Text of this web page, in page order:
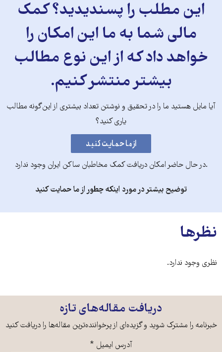
این مطلب را پسندیدید؟ کمک
مالی شما به ما این امکان را
خواهد داد که از این نوع مطالب
بیشتر منتشر کنیم.
آیا مایل هستید ما را در تحقیق و نوشتن تعداد بیشتری از این‌گونه مطالب
یاری کنید؟
.در حال حاضر امکان دریافت کمک مخاطبان ساکن ایران وجود ندارد
توضیح بیشتر در مورد اینکه چطور از ما حمایت کنید
نظرها
نظری وجود ندارد.
دریافت مقاله‌های تازه
خبرنامه را مشترک شوید و گزیده‌ای از پرخواننده‌ترین مقاله‌ها را دریافت کنید
آدرس ایمیل *